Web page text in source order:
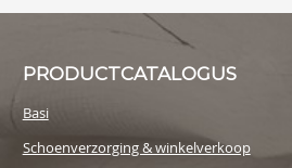
PRODUCTCATALOGUS
Basi
Schoenverzorging & winkelverkoop